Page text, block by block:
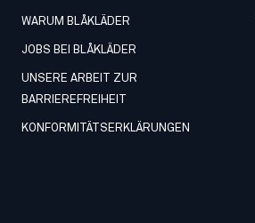
WARUM BLÅKLÄDER
JOBS BEI BLÅKLÄDER
UNSERE ARBEIT ZUR
BARRIEREFREIHEIT
KONFORMITÄTSERKLÄRUNGEN